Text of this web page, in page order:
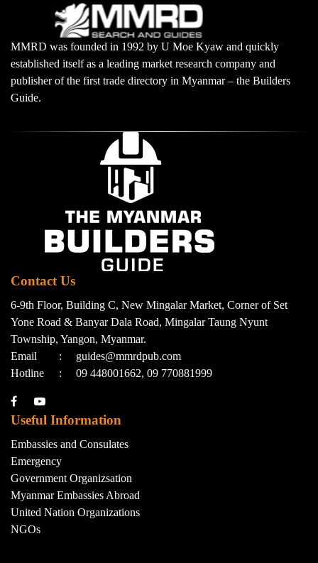
MMRD was founded in 1992 by U Moe Kyaw and quickly
established itself as a leading market research company and
publisher of the first trade directory in Myanmar – the Builders
Guide.
Contact Us
6-9th Floor, Building C, New Mingalar Market, Corner of Set
Yone Road & Banyar Dala Road, Mingalar Taung Nyunt
Township, Yangon, Myanmar.
Email
:
guides@mmrdpub.com
Hotline
: 09 448001662, 09 770881999
Useful Information
Embassies and Consulates
Emergency
Government Organizsation
Myanmar Embassies Abroad
United Nation Organizations
NGOs